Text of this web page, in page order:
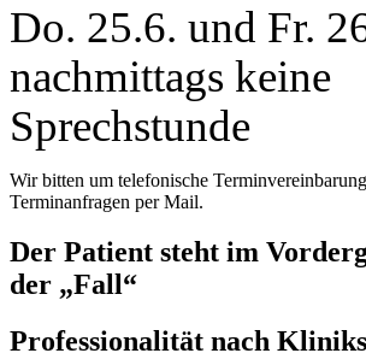
Do. 25.6. und Fr.
nachmittags keine
Sprechstunde
Wir bitten um telefonische
Terminanfragen per Mail.
Der Patient steht im
der „Fall“
Professionalität nach